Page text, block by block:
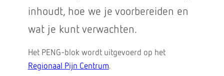
inhoudt, hoe we je voorbereiden en
wat je kunt verwachten.
Het PENG-blok wordt uitgevoerd op het
Regionaal Pijn Centrum.